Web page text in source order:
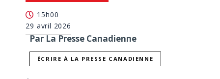
15h00
29 avril 2026
Par La Presse Canadienne
ÉCRIRE À LA PRESSE CANADIENNE